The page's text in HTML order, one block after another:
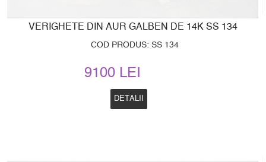
VERIGHETE DIN AUR GALBEN DE 14K SS 134
COD PRODUS: SS 134
9100 LEI
DETALII